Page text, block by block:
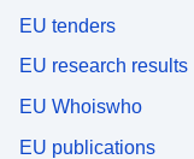
EU tenders
EU research results
EU Whoiswho
EU publications